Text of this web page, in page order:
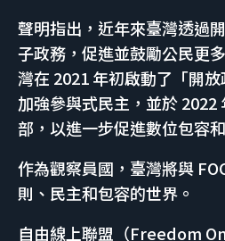
聲明指出，近年來臺灣透過
子政務，促進並鼓勵公民更
灣在 2021 年初啟動了「開
加強參與式民主，並於
部，以進一步促進數位包容
作為觀察員國，臺灣將與
則、民主和包容的世界。
自由線上聯盟（Freedom